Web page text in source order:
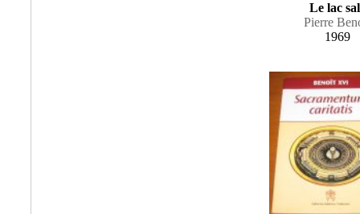
Le lac
Pierre
1969